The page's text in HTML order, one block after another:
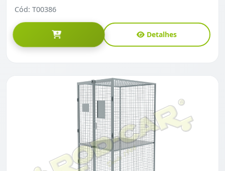
Cód: T00386
Detalhes